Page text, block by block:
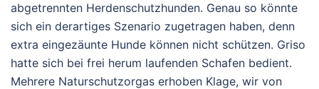
abgetrennten Herdenschutzhunden. Genau so könnte
sich ein derartiges Szenario zugetragen haben, denn
extra eingezäunte Hunde können nicht schützen. Griso
hatte sich bei frei herum laufenden Schafen bedient.
Mehrere Naturschutzorgas erhoben Klage, wir von